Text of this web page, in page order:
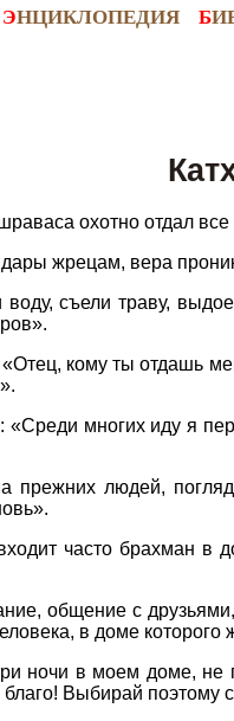
ЭНЦИКЛОПЕДИЯ Б
охотно отдал
дары жрецам, вера
съели траву,
кому ты отдашь
«Среди многих иду я
прежних людей,
часто брахман в
общение с
в доме
ночи в моем доме, не
Выбирай поэтому